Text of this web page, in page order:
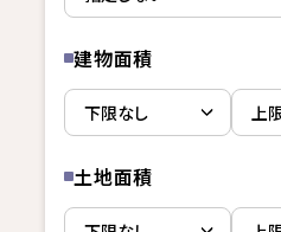
建物面積
土地面積